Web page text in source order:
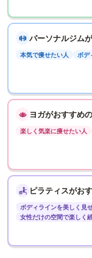
パーソナルジム
本気で痩せたい人 ボデ
ヨガがおすすめ
楽しく気楽に痩せたい人
ピラティスがお
ボディラインを美しく見
女性だけの空間で楽しく